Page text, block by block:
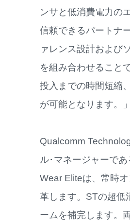
ンサと低消費電力の
信頼できるパートナ
ァレンス設計および
を組み合わせること
投入までの時間短縮
が可能となります。」
Qualcomm
ル･マネージャーで
Wear Eliteは、常時
革します。STの超低
ームを補完します。